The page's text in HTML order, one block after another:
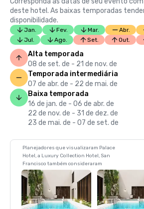
deste hotel. As baixas temporadas
disponibilidade.
Jan. Fev. Mar. Abr.
Jul.
Ago. Set. Out.
Alta temporada
08 de set. de - 21 de nov. de
Temporada intermediária
07 de abr. de - 22 de mai. de
Baixa temporada
16 de jan. de - 06 de abr. de
22 de nov. de - 31 de dez. de
23 de mai. de - 07 de set. de
Planejadores que visualizaram Palace
Hotel, a Luxury Collection Hotel, San
Francisco também consideraram